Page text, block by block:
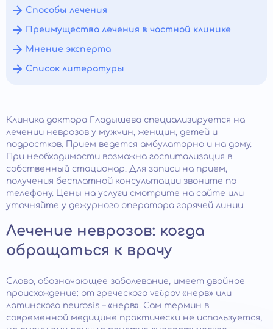
Способы лечения
Преимущества лечения в частной клинике
Мнение эксперта
Список литературы
Клиника доктора Гладышева специализируется на
лечении неврозов у мужчин, женщин, детей и
подростков. Прием ведется амбулаторно и на дому.
При необходимости возможна госпитализация в
собственный стационар. Для записи на прием,
получения бесплатной консультации звоните по
телефону. Цены на услуги смотрите на сайте или
уточняйте у дежурного оператора горячей линии.
Лечение неврозов: когда
обращаться к врачу
Слово, обозначающее заболевание, имеет двойное
происхождение: от греческого νεῦρον «нерв» или
латинского neurosis – «нерв». Сам термин в
современной медицине практически не используется,